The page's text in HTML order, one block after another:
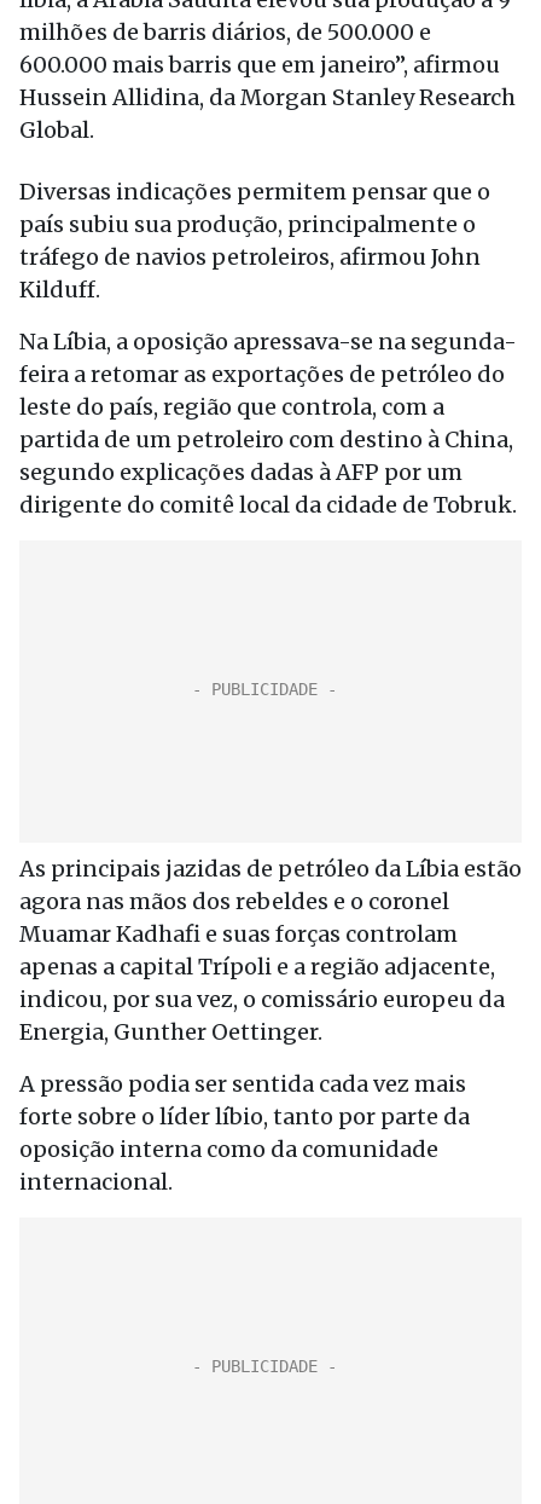
milhões de barris diários, de 500.000 e
600.000 mais barris que em janeiro”, afirmou
Hussein Allidina, da Morgan Stanley Research
Global.
Diversas indicações permitem pensar que o
país subiu sua produção, principalmente o
tráfego de navios petroleiros, afirmou John
Kilduff.
Na Líbia, a oposição apressava-se na segunda-
feira a retomar as exportações de petróleo do
leste do país, região que controla, com a
partida de um petroleiro com destino à China,
segundo explicações dadas à AFP por um
dirigente do comitê local da cidade de Tobruk.
As principais jazidas de petróleo da Líbia estão
agora nas mãos dos rebeldes e o coronel
Muamar Kadhafi e suas forças controlam
apenas a capital Trípoli e a região adjacente,
indicou, por sua vez, o comissário europeu da
Energia, Gunther Oettinger.
A pressão podia ser sentida cada vez mais
forte sobre o líder líbio, tanto por parte da
oposição interna como da comunidade
internacional.